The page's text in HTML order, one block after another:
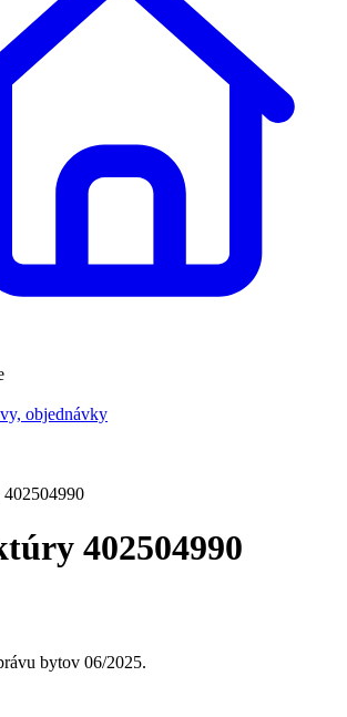
objednávky
402504990
bytov 06/2025.